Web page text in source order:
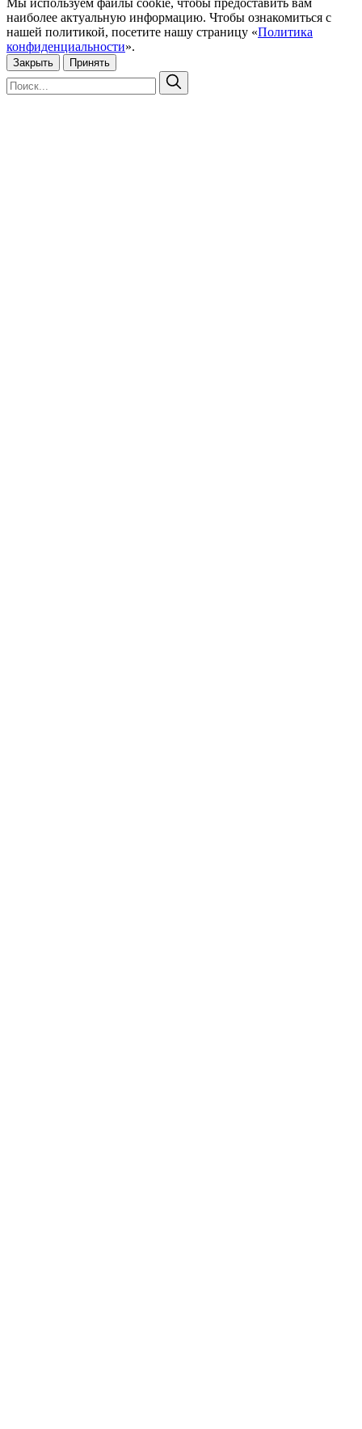
Мы используем файлы cookie, чтобы предоставить вам
наиболее актуальную информацию. Чтобы ознакомиться с
нашей политикой, посетите нашу страницу «Политика
конфиденциальности».
Закрыть Принять
Искать:
Поиск